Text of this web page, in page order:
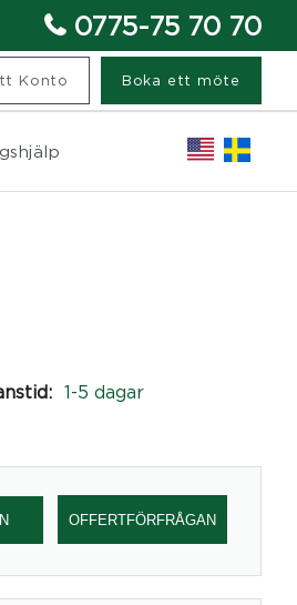
0775-75 70 70
Konto Boka ett möte
1-5 dagar
OFFERTFÖRFRÅGAN